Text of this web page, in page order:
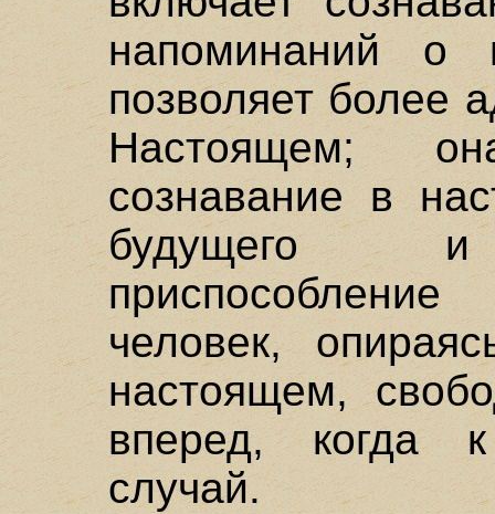
напоминаний о
позволяет более
Настоящем;
сознавание в
будущего и
человек,
настоящем,
вперед, когда
случай.